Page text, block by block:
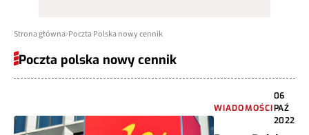
Strona główna Poczta Polska nowy cennik
Poczta polska nowy cennik
WIADOMOŚCI
06
PAŹ
2022